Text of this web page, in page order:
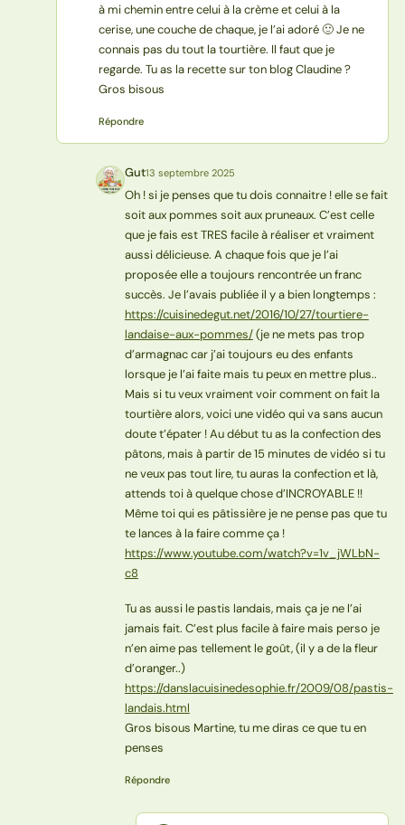
à mi chemin entre celui à la crème et celui à la
cerise, une couche de chaque, je l’ai adoré 🙂 Je ne
connais pas du tout la tourtière. Il faut que je
regarde. Tu as la recette sur ton blog Claudine ?
Gros bisous
Répondre
G Gut13 septembre 2025
Oh ! si je penses que tu dois connaitre ! elle se fait
soit aux pommes soit aux pruneaux. C’est celle
que je fais est TRES facile à réaliser et vraiment
aussi délicieuse. A chaque fois que je l’ai
proposée elle a toujours rencontrée un franc
succès. Je l’avais publiée il y a bien longtemps :
https://cuisinedegut.net/2016/10/27/tourtiere-
landaise-aux-pommes/(je ne mets pas trop
d’armagnac car j’ai toujours eu des enfants
lorsque je l’ai faite mais tu peux en mettre plus..
Mais si tu veux vraiment voir comment on fait la
tourtière alors, voici une vidéo qui va sans aucun
doute t’épater ! Au début tu as la confection des
pâtons, mais à partir de 15 minutes de vidéo si tu
ne veux pas tout lire, tu auras la confection et là,
attends toi à quelque chose d’INCROYABLE !!
Même toi qui es pâtissière je ne pense pas que tu
te lances à la faire comme ça !
https://www.youtube.com/watch?v=1v_jWLbN-
c8
Tu as aussi le pastis landais, mais ça je ne l’ai
jamais fait. C’est plus facile à faire mais perso je
n’en aime pas tellement le goût, (il y a de la fleur
d’oranger..)
https://danslacuisinedesophie.fr/2009/08/pastis-
landais.html
Gros bisous Martine, tu me diras ce que tu en
penses
Répondre